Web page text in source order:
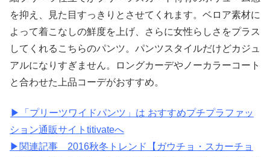
を抑え、見た目すっきりとさせてくれます。ベロア素材に
よって着こなしの鮮度を上げ、さらに女性らしさをプラス
してくれるこちらのパンツ。パンツスタイルだけどカジュ
アルになりすぎません。ロングカーデやノーカラーコート
と合わせた上品コーデがおすすめ。
▶︎「プリーツワイドパンツ」は おすすめプチプラファッ
ション通販サイトtitivateへ
▶︎関連記事 2016秋冬トレンド【ガウチョ・スカーチョ